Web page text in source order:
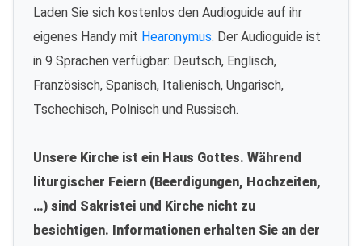
Laden Sie sich kostenlos den Audioguide auf ihr
eigenes Handy mit Hearonymus. Der Audioguide ist
in 9 Sprachen verfügbar: Deutsch, Englisch,
Französisch, Spanisch, Italienisch, Ungarisch,
Tschechisch, Polnisch und Russisch.
Unsere Kirche ist ein Haus Gottes. Während
liturgischer Feiern (Beerdigungen, Hochzeiten,
…) sind Sakristei und Kirche nicht zu
besichtigen. Informationen erhalten Sie an der